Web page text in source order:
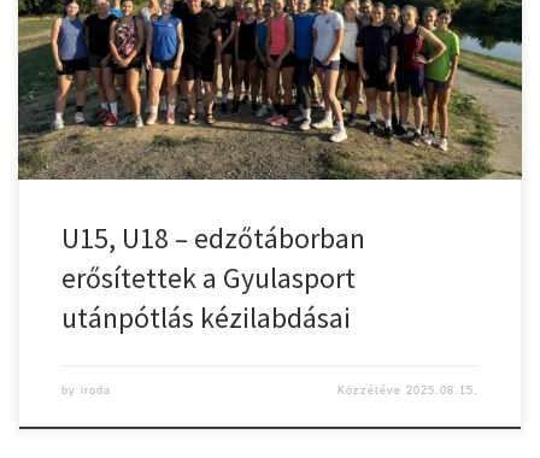
nyugalmat a pihentető alváshoz és a Fehér-Körös töltése is adja
magát a reggeli futóedzéshez. A kardio program következő
eleme, a bringázás is része az egésznek, ahogy az elhagyhatatlan
délelőtti és délután kiadós edzések […]
U15, U18 – edzőtáborban
erősítettek a Gyulasport
utánpótlás kézilabdásai
by iroda Közzétéve 2025.08.15.